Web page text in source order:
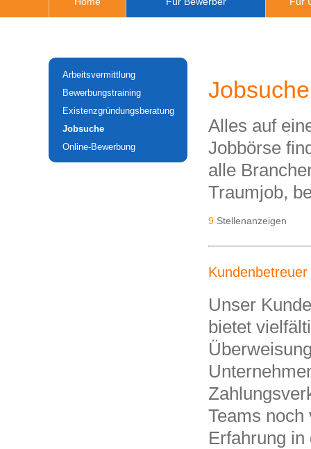
Arbeitsvermittlung
Bewerbungstraining
Existenzgründungsberatung
Jobsuche
Online-Bewerbung
Jobsuche
Alles auf
Jobbörse
alle
Traumjob,
9 Stellenanzeigen
Unser
bietet
Teams
Erfahrung